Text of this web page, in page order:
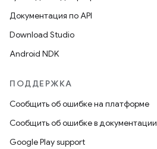
Документация по API
Download Studio
Android NDK
ПОДДЕРЖКА
Сообщить об ошибке на платформе
Сообщить об ошибке в документации
Google Play support